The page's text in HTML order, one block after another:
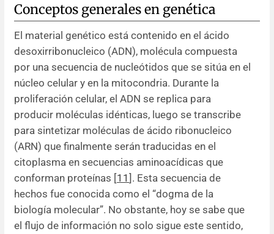
Conceptos generales en genética
El material genético está contenido en el ácido
desoxirribonucleico (ADN), molécula compuesta
por una secuencia de nucleótidos que se sitúa en el
núcleo celular y en la mitocondria. Durante la
proliferación celular, el ADN se replica para
producir moléculas idénticas, luego se transcribe
para sintetizar moléculas de ácido ribonucleico
(ARN) que finalmente serán traducidas en el
citoplasma en secuencias aminoacídicas que
conforman proteínas [11 ]. Esta secuencia de
hechos fue conocida como el “dogma de la
biología molecular”. No obstante, hoy se sabe que
el flujo de información no solo sigue este sentido,